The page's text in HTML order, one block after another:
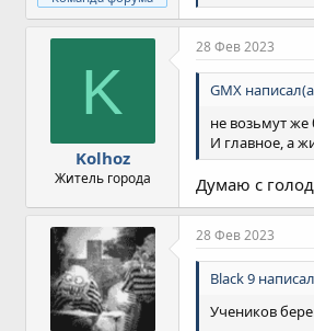
и
м
п
т
и
:
K
Kolhoz
Житель города
28 Фев 2023
GMX
не возьмут же
И главное, а
Думаю с
28 Фев 2023
Black 9
Учеников